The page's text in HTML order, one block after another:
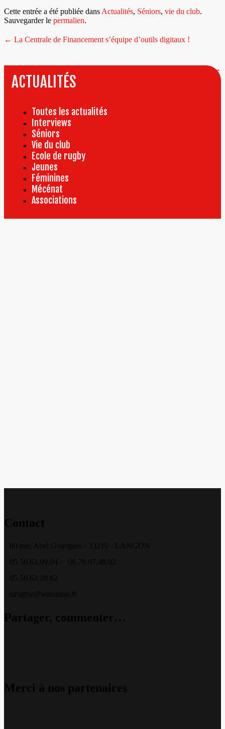
Cette entrée a été publiée dans Actualités, Séniors, vie du club.
Sauvegarder le permalien.
Navigation
l’article
← La Centrale de Financement s’équipe d’outils digitaux !
Réouverture de Peugeot SLC→
ACTUALITÉS
Toutes les actualités
Interviews
Séniors
Vie du club
Ecole de rugby
Jeunes
Féminines
Mécénat
Associations